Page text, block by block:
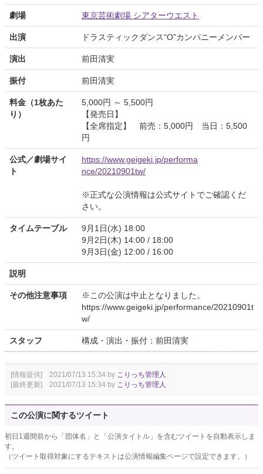
劇場 東京芸術劇場 シアターウエスト
出演 ドラスティックダンス“O”カンパニーメンバー
演出 前田清実
振付 前田清実
料金（1枚あた
り）
5,000円 ～ 5,500円
【発売日】
【全席指定】 前売：5,000円 当日：5,500
円
公式／劇場サイ
ト
https://www.geigeki.jp/performa
nce/20210901tw/
※正式な公演情報は公式サイトでご確認くだ
さい。
タイムテーブル
9月1日(水) 18:00
9月2日(木) 14:00 / 18:00
9月3日(金) 12:00 / 16:00
説明
その他注意事項
※この公演は中止となりました。
https://www.geigeki.jp/performance/20210901t
w/
スタッフ 構成・演出・振付：前田清実
[情報提供] 2021/07/13 15:34 by こりっち管理人
[最終更新] 2021/07/13 15:34 by こりっち管理人
この公演に関するツイート
初日1週間前から「団体名」と「公演タイトル」を含むツイートを自動表示しま
す。
（ツイート取得対象にするテキストは公演情報編集ページで設定できます。）